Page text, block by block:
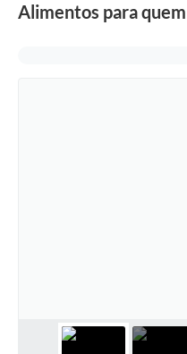
Alimentos para